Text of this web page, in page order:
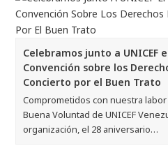
Celebramos junto a UNICEF
Convención sobre los
Concierto por el Buen Trato
Comprometidos con nuestra
Buena Voluntad de UNICEF
organización, el 28 aniversario…